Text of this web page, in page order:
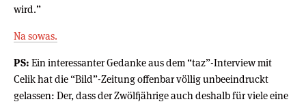
wird.”
Na sowas.
PS: Ein interessanter Gedanke aus dem “taz”-Interview mit
Celik hat die “Bild”-Zeitung offenbar völlig unbeeindruckt
gelassen: Der, dass der Zwölfjährige auch deshalb für viele eine